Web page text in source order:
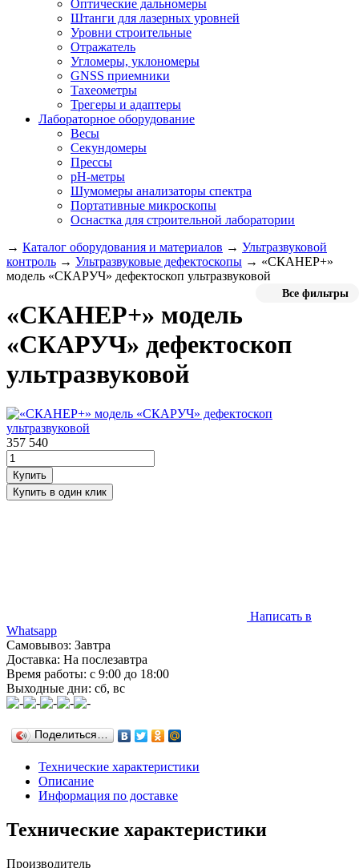
Оптические дальномеры
Штанги для лазерных уровней
Уровни строительные
Отражатель
Угломеры, уклономеры
GNSS приемники
Тахеометры
Трегеры и адаптеры
Лабораторное оборудование
Весы
Секундомеры
Прессы
pH-метры
Шумомеры анализаторы спектра
Портативные микроскопы
Оснастка для строительной лаборатории
→ Каталог оборудования и материалов → Ультразвуковой
контроль → Ультразвуковые дефектоскопы → «СКАНЕР+»
модель «СКАРУЧ» дефектоскоп ультразвуковой
Все фильтры
«СКАНЕР+» модель
«СКАРУЧ» дефектоскоп
ультразвуковой
357 540
Написать в
Whatsapp
Самовывоз: Завтра
Доставка: На послезавтра
Время работы: с 9:00 до 18:00
Выходные дни: сб, вс
Поделиться…
Технические характеристики
Описание
Информация по доставке
Технические характеристики
Производитель